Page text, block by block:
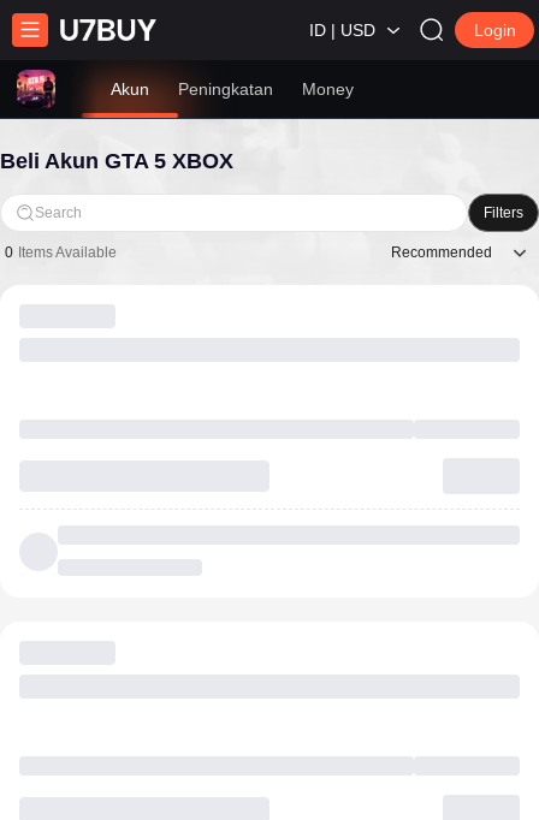
ID | USD Login
Akun Peningkatan Money
Beli Akun GTA 5 XBOX
Search Filters
0 Items Available Recommended